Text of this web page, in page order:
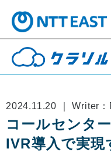
2024.11.20 ｜ Writer
コールセンタ
IVR導入で実